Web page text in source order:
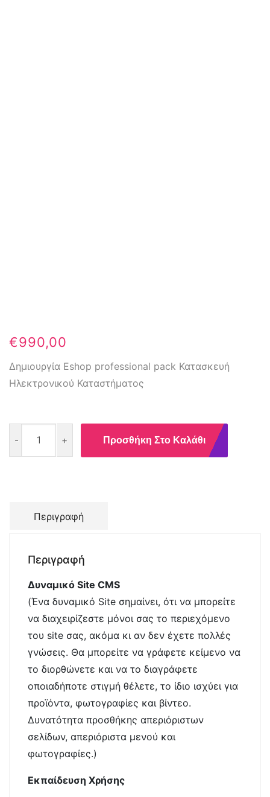
€990,00
Δημιουργία Eshop professional pack Κατασκευή
Ηλεκτρονικού Καταστήματος
-
PROFESSIONAL
+ Προσθήκη Στο Καλάθι
Περιγραφή
Περιγραφή
Δυναμικό Site CMS
(Ένα δυναμικό Site σημαίνει, ότι να μπορείτε
να διαχειρίζεστε μόνοι σας το περιεχόμενο
του site σας, ακόμα κι αν δεν έχετε πολλές
γνώσεις. Θα μπορείτε να γράφετε κείμενο να
το διορθώνετε και να το διαγράφετε
οποιαδήποτε στιγμή θέλετε, το ίδιο ισχύει για
προϊόντα, φωτογραφίες και βίντεο.
Δυνατότητα προσθήκης απεριόριστων
σελίδων, απεριόριστα μενού και
φωτογραφίες.)
Εκπαίδευση Χρήσης